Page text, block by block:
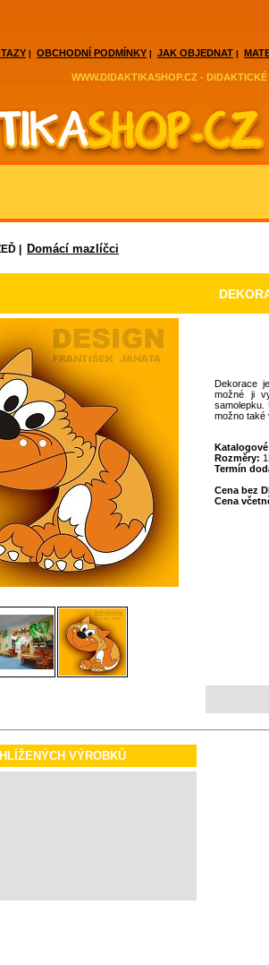
WWW.DIDAKTIKASHOP.CZ -
| OBCHODNÍ PODMÍNKY | JAK OBJEDNAT |
| Domácí mazlíčci
Dekorace
možné ji
samolepku.
možno také
Rozměry:
Termín
Cena bez
Cena
VÝROBKŮ